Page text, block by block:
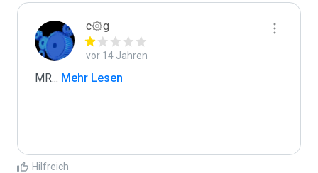
c۞g
vor 14 Jahren
MR... Mehr Lesen
Hilfreich